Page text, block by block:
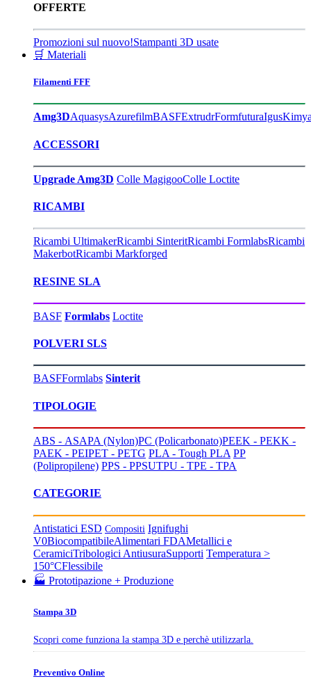
OFFERTE
Promozioni sul nuovo!Stampanti 3D usate
🛒 Materiali
Filamenti FFF
Amg3DAquasysAzurefilmBASFExtrudrFormfuturaIgus
ACCESSORI
Upgrade Amg3D Colle MagigooColle Loctite
RICAMBI
Ricambi UltimakerRicambi SinteritRicambi FormlabsRicambi
MakerbotRicambi Markforged
RESINE SLA
BASF Formlabs Loctite
POLVERI SLS
BASFFormlabs Sinterit
TIPOLOGIE
ABS - ASAPA (Nylon)PC (Policarbonato)PEEK - PEKK -
PAEK - PEIPET - PETG PLA - Tough PLA PP
(Polipropilene) PPS - PPSUTPU - TPE - TPA
CATEGORIE
Antistatici ESD Compositi Ignifughi
V0BiocompatibileAlimentari FDAMetallici e
CeramiciTribologici AntiusuraSupporti Temperatura >
150°CFlessibile
🏭 Prototipazione + Produzione
Stampa 3D
Scopri come funziona la stampa 3D e perchè utilizzarla.
Preventivo Online